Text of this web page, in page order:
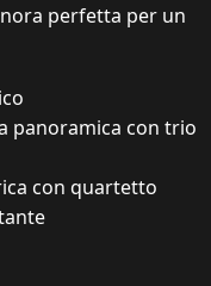
perfetta per un
panoramica con trio
con quartetto